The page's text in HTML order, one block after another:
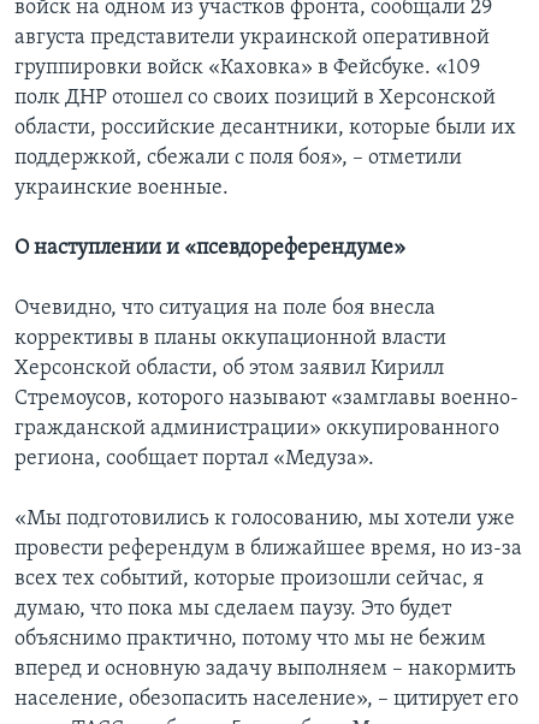
войск на одном из участков фронта, сообщали 29
августа представители украинской оперативной
группировки войск «Каховка» в Фейсбуке. «109
полк ДНР отошел со своих позиций в Херсонской
области, российские десантники, которые были их
поддержкой, сбежали с поля боя», – отметили
украинские военные.
О наступлении и «псевдореферендуме»
Очевидно, что ситуация на поле боя внесла
коррективы в планы оккупационной власти
Херсонской области, об этом заявил Кирилл
Стремоусов, которого называют «замглавы военно-
гражданской администрации» оккупированного
региона, сообщает портал «Медуза».
«Мы подготовились к голосованию, мы хотели уже
провести референдум в ближайшее время, но из-за
всех тех событий, которые произошли сейчас, я
думаю, что пока мы сделаем паузу. Это будет
объяснимо практично, потому что мы не бежим
вперед и основную задачу выполняем – накормить
население, обезопасить население», – цитирует его